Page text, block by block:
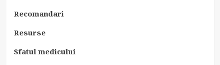
Recomandari
Resurse
Sfatul medicului